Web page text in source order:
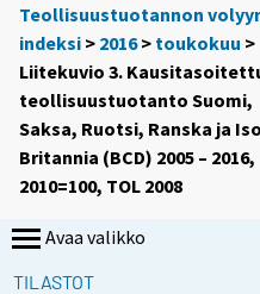
Teollisuustuotannon
indeksi > 2016> toukokuu >
Liitekuvio 3.
teollisuustuotanto Suomi,
Saksa, Ruotsi, Ranska ja
Britannia (BCD) 2005 – 2016,
2010=100, TOL 2008
Avaa valikko
TILASTOT